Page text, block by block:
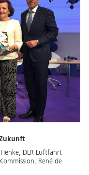
DLR Luftfahrt-
René de